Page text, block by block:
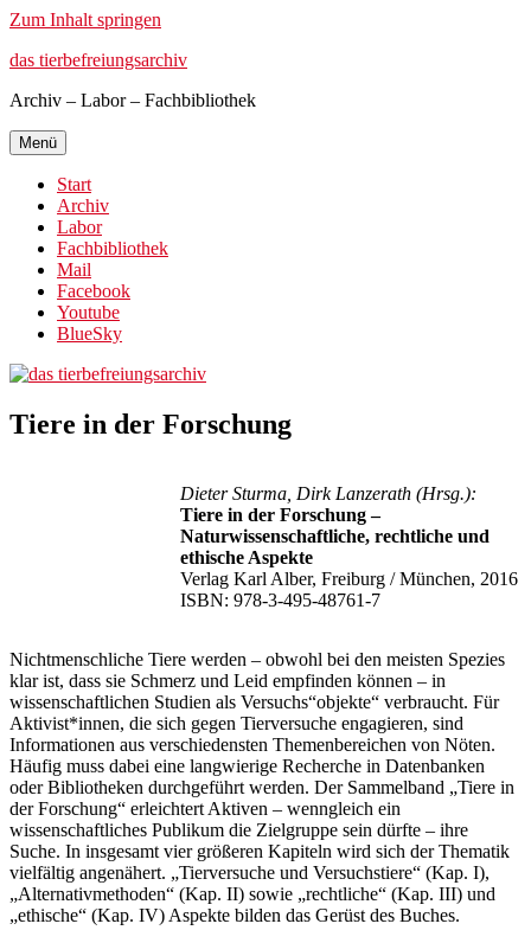
Zum Inhalt springen
das tierbefreiungsarchiv
Archiv – Labor – Fachbibliothek
Menü
Start
Archiv
Labor
Fachbibliothek
Mail
Facebook
Youtube
BlueSky
Tiere in der Forschung
Dieter Sturma, Dirk Lanzerath (Hrsg.):
Tiere in der Forschung –
Naturwissenschaftliche, rechtliche und
ethische Aspekte
Verlag Karl Alber, Freiburg / München, 2016
ISBN: 978-3-495-48761-7
Nichtmenschliche Tiere werden – obwohl bei den meisten Spezies
klar ist, dass sie Schmerz und Leid empfinden können – in
wissenschaftlichen Studien als Versuchs“objekte“ verbraucht. Für
Aktivist*innen, die sich gegen Tierversuche engagieren, sind
Informationen aus verschiedensten Themenbereichen von Nöten.
Häufig muss dabei eine langwierige Recherche in Datenbanken
oder Bibliotheken durchgeführt werden. Der Sammelband „Tiere in
der Forschung“ erleichtert Aktiven – wenngleich ein
wissenschaftliches Publikum die Zielgruppe sein dürfte – ihre
Suche. In insgesamt vier größeren Kapiteln wird sich der Thematik
vielfältig angenähert. „Tierversuche und Versuchstiere“ (Kap. I),
„Alternativmethoden“ (Kap. II) sowie „rechtliche“ (Kap. III) und
„ethische“ (Kap. IV) Aspekte bilden das Gerüst des Buches.